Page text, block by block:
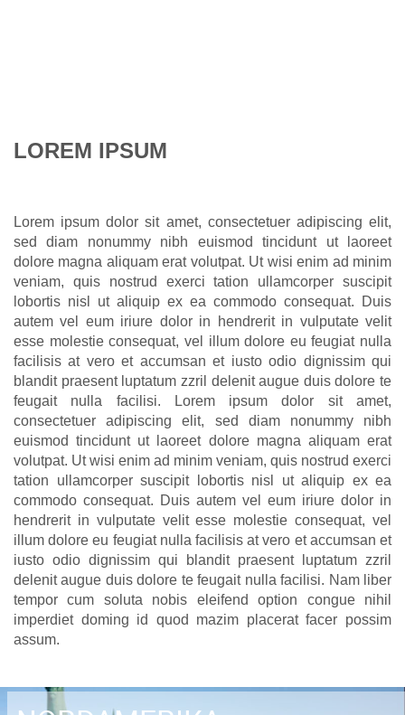
LOREM IPSUM
Lorem ipsum dolor sit amet, consectetuer adipiscing elit,
sed diam nonummy nibh euismod tincidunt ut laoreet
dolore magna aliquam erat volutpat. Ut wisi enim ad minim
veniam, quis nostrud exerci tation ullamcorper suscipit
lobortis nisl ut aliquip ex ea commodo consequat. Duis
autem vel eum iriure dolor in hendrerit in vulputate velit
esse molestie consequat, vel illum dolore eu feugiat nulla
facilisis at vero et accumsan et iusto odio dignissim qui
blandit praesent luptatum zzril delenit augue duis dolore te
feugait nulla facilisi. Lorem ipsum dolor sit amet,
consectetuer adipiscing elit, sed diam nonummy nibh
euismod tincidunt ut laoreet dolore magna aliquam erat
volutpat. Ut wisi enim ad minim veniam, quis nostrud exerci
tation ullamcorper suscipit lobortis nisl ut aliquip ex ea
commodo consequat. Duis autem vel eum iriure dolor in
hendrerit in vulputate velit esse molestie consequat, vel
illum dolore eu feugiat nulla facilisis at vero et accumsan et
iusto odio dignissim qui blandit praesent luptatum zzril
delenit augue duis dolore te feugait nulla facilisi. Nam liber
tempor cum soluta nobis eleifend option congue nihil
imperdiet doming id quod mazim placerat facer possim
assum.